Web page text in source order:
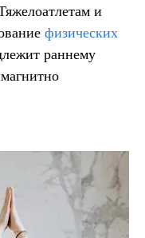
и
физических
раннему